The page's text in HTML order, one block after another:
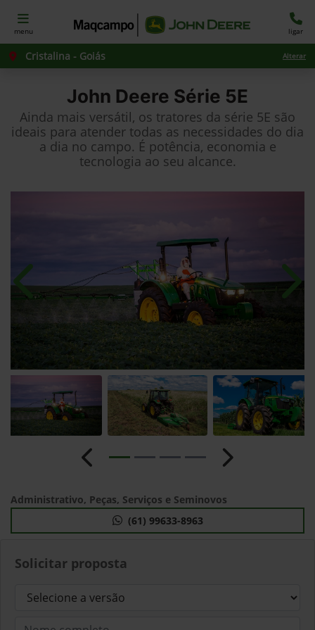
menu ligar
Cristalina - Goiás Alterar
John Deere Série 5E
Ainda mais versátil, os tratores da série 5E são
ideais para atender todas as necessidades do dia
a dia no campo. É potência, economia e
tecnologia ao seu alcance.
Solicitar proposta
Anterior
Anterior Próximo
Administrativo, Peças, Serviços e Seminovos
(61) 99633-8963